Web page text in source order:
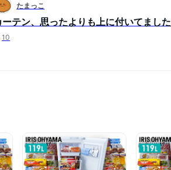
たまっこ
ーテン、思ったよりも上に付いてました
10